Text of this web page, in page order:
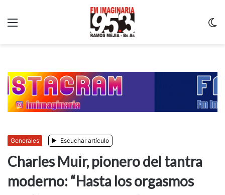
Generales Escuchar artículo
Charles Muir, pionero del tantra
moderno: “Hasta los orgasmos